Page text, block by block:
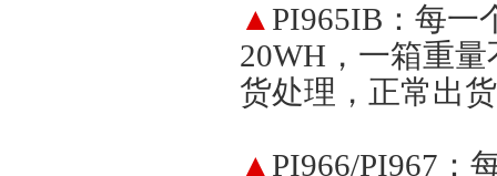
▲PI965IB：每一
20WH，一箱重
货处理，正常出
▲PI966/PI967：